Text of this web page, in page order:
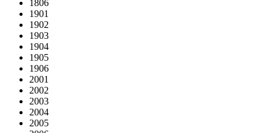
1806
1901
1902
1903
1904
1905
1906
2001
2002
2003
2004
2005